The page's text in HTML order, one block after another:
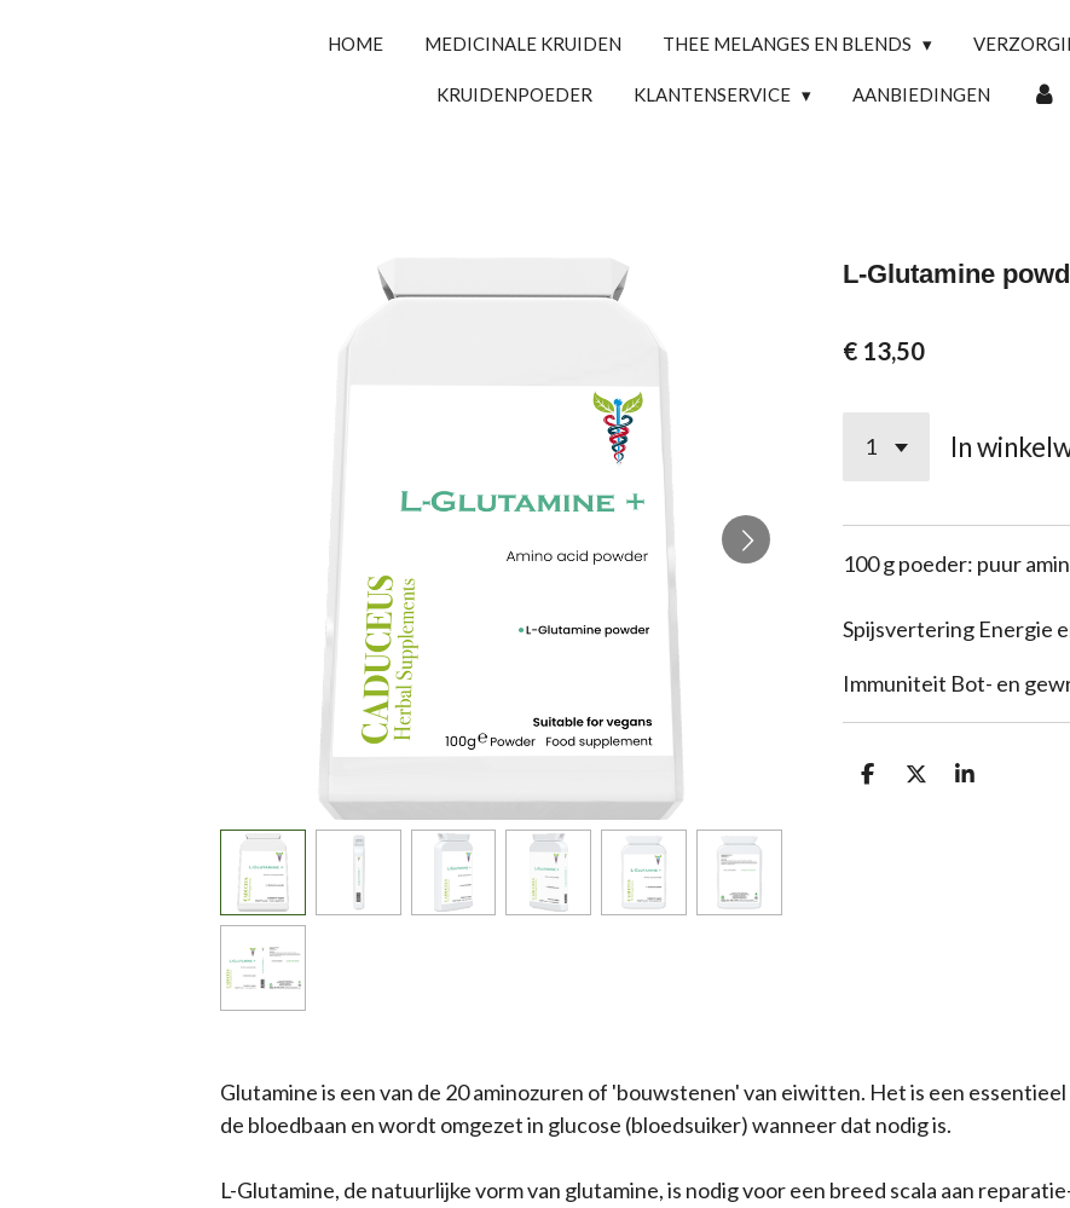
HOME MEDICINALE KRUIDEN THEE MELANGES EN BLENDS
KRUIDENPOEDER KLANTENSERVICE AANBIEDINGEN
L-Glutamine
€ 13,50
In
100 g poeder: puur
Spijsvertering Energie
Immuniteit Bot- en
D
D
S
Glutamine is een van de 20 aminozuren of 'bouwstenen' van eiwitten. Het is een
de bloedbaan en wordt omgezet in glucose (bloedsuiker) wanneer dat nodig is.
L-Glutamine, de natuurlijke vorm van glutamine, is nodig voor een breed scala aan